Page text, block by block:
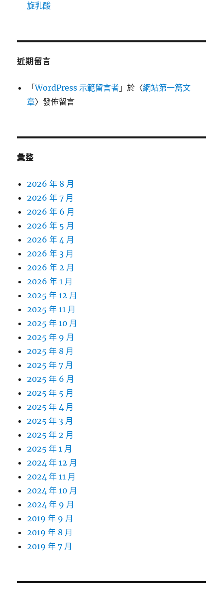
旋乳酸
近期留言
「WordPress 示範留言者 」於〈網站第一篇文
章〉發佈留言
彙整
2026 年 8 月
2026 年 7 月
2026 年 6 月
2026 年 5 月
2026 年 4 月
2026 年 3 月
2026 年 2 月
2026 年 1 月
2025 年 12 月
2025 年 11 月
2025 年 10 月
2025 年 9 月
2025 年 8 月
2025 年 7 月
2025 年 6 月
2025 年 5 月
2025 年 4 月
2025 年 3 月
2025 年 2 月
2025 年 1 月
2024 年 12 月
2024 年 11 月
2024 年 10 月
2024 年 9 月
2019 年 9 月
2019 年 8 月
2019 年 7 月